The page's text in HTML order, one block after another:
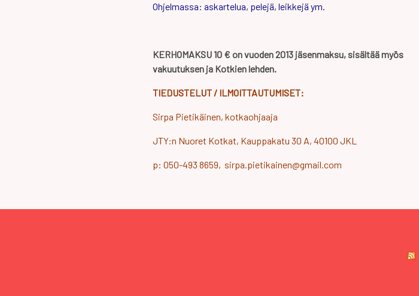
Ohjelmassa: askartelua, pelejä, leikkejä ym.
KERHOMAKSU 10 € on vuoden 2013 jäsenmaksu, sisältää myös
vakuutuksen ja Kotkien lehden.
TIEDUSTELUT / ILMOITTAUTUMISET:
Sirpa Pietikäinen, kotkaohjaaja
JTY:n Nuoret Kotkat, Kauppakatu 30 A, 40100 JKL
p: 050-493 8659, sirpa.pietikainen@gmail.com